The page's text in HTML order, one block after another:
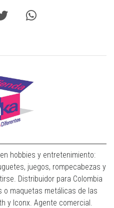
hobbies y entretenimiento:
juegos, rompecabezas y
Distribuidor para Colombia
o maquetas metálicas de las
y Iconx. Agente comercial.